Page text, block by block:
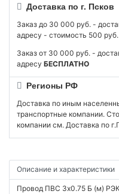
Доставка по г. Псков
Заказ до 30 000 руб. -
адресу - стоимость 500 руб.
Заказ от 30 000 руб. -
адресу БЕСПЛАТНО
Регионы РФ
Доставка по иным
транспортные компании.
компании см. Доставка по
Описание и характеристики
Провод ПВС 3х0.75 Б (м)